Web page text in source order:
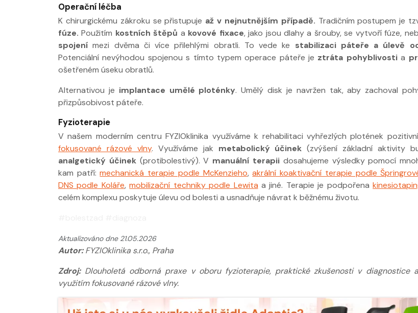
Operační léčba
K chirurgickému zákroku se přistupuje až v nejnutnějším případě. Tradičním postupem je
fúze. Použitím kostních štěpů a kovové fixace, jako jsou dlahy a šrouby, se vytvoří fúze,
spojenímezi dvěma či více přilehlými obratli. To vede ke stabilizaci páteře a úlevě
Potenciální nevýhodou spojenou s tímto typem operace páteře je ztráta pohyblivostia
ošetřeném úseku obratlů.
Alternativou je implantace umělé ploténky. Umělý disk je navržen tak, aby zachoval
přizpůsobivost páteře.
Fyzioterapie
V našem moderním centru FYZIOklinika využíváme k rehabilitaci vyhřezlých plotének
fokusované rázové vlny. Využíváme jak metabolický účinek (zvýšení základní aktivity
analgetický účinek (protibolestivý). V manuální terapii dosahujeme výsledky pomocí
kam patří:mechanická terapie podle McKenzieho,akrální koaktivační terapie podle
DNS podle Koláře,mobilizační techniky podle Lewita a jiné. Terapie je podpořena
celém komplexu poskytuje úlevu od bolesti a usnadňuje návrat k běžnému životu.
Aktualizováno dne 21.05.2026
Autor:FYZIOklinika s.r.o., Praha
Zdroj:Dlouholetá odborná praxe v oboru fyzioterapie, praktické zkušenosti v diagnostice
využitím fokusované rázové vlny.